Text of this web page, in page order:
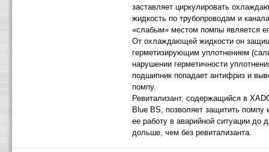
заставляет циркулировать
жидкость по трубопроводам и
«слабым» местом помпы является
От охлаждающей жидкости он
герметизирующим уплотнением
нарушении герметичности
подшипник попадает антифриз и
помпу.
Ревитализант, содержащийся в
Blue BS, позволяет защитить помпу
ее работу в аварийной ситуации до
дольше, чем без ревитализанта.